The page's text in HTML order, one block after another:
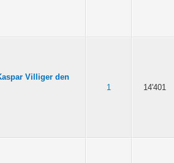
Villiger den
1 14'401